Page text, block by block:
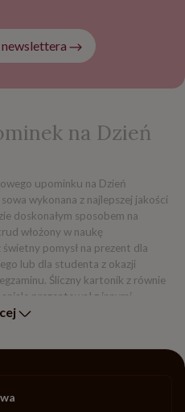
na Dzień
upominku na Dzień
wykonana z najlepszej jakości
doskonałym sposobem na
włożony w naukę
pomysł na prezent dla
lub dla studenta z okazji
Śliczny kartonik z równie
prezentował z innymi
prezent. Nie czekaj i zamów
na Dzień
unikat w swoim rodzaju! Długo